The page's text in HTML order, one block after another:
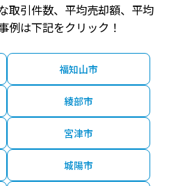
取引件数、平均売却額、平均
例は下記をクリック！
福知山市
綾部市
宮津市
城陽市